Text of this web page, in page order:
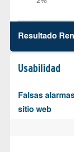
Resultado
Usabilidad
Falsas
sitio web